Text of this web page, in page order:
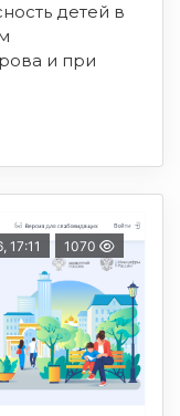
детей в
и при
17:11 1070